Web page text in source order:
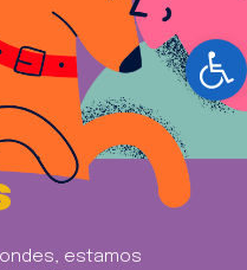
estamos